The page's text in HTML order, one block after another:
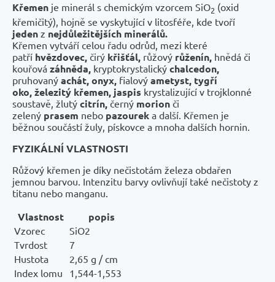
Křemen je minerál s chemickým vzorcem SiO2 (oxid
křemičitý), hojně se vyskytující v litosféře, kde tvoří
jeden z nejdůležitějších minerálů.
Křemen vytváří celou řadu odrůd, mezi které
patří hvězdovec, čirý křišťál, růžový růženín, hnědá či
kouřová záhněda, kryptokrystalický chalcedon,
pruhovaný achát,onyx, fialový ametyst, tygří
oko,železitý křemen, jaspis krystalizující v trojklonné
soustavě, žlutý citrín, černý morion či
zelený prasem nebo pazourek a další. Křemen je
běžnou součástí žuly, pískovce a mnoha dalších hornin.
FYZIKÁLNÍ VLASTNOSTI
Růžový křemen je díky nečistotám železa obdařen
jemnou barvou. Intenzitu barvy ovlivňují také nečistoty z
titanu nebo manganu.
Vlastnost popis
Vzorec
SiO2
Tvrdost
7
Hustota
2,65 g / cm
Index lomu
1,544-1,553